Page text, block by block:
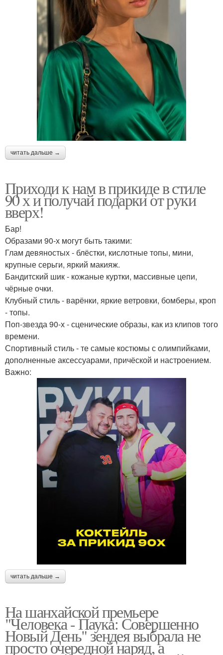
читать дальше →
Приходи к нам в прикиде в стиле
90 х и получай подарки от руки
вверх!
Бар!
Образами 90-х могут быть такими:
Глам девяностых - блёстки, кислотные топы, мини,
крупные серьги, яркий макияж.
Бандитский шик - кожаные куртки, массивные цепи,
чёрные очки.
Клубный стиль - варёнки, яркие ветровки, бомберы, кроп
- топы.
Поп-звезда 90-х - сценические образы, как из клипов того
времени.
Спортивный стиль - те самые костюмы с олимпийками,
дополненные аксессуарами, причёской и настроением.
Важно:
читать дальше →
На шанхайской премьере
"Человека - Паука: Совершенно
Новый День" зендея выбрала не
просто очередной наряд, а